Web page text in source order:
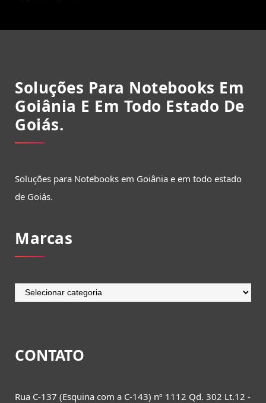
Soluções Para Notebooks Em
Goiânia E Em Todo Estado De
Goiás.
Soluções para Notebooks em Goiânia e em todo estado
de Goiás.
Marcas
Marcas
CONTATO
Rua C-137 (Esquina com a C-143) nº 1112 Qd. 302 Lt.12 -